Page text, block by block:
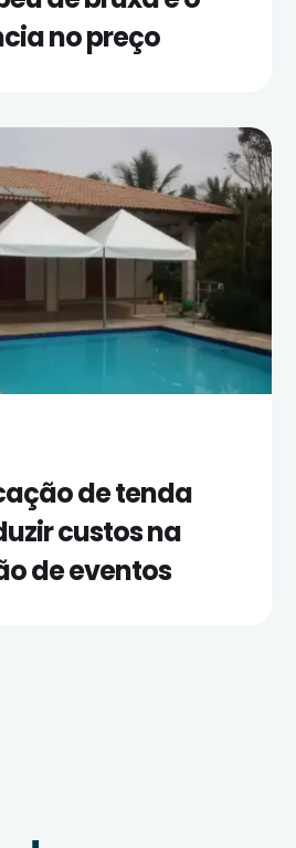
no preço
de tenda
custos na
de eventos